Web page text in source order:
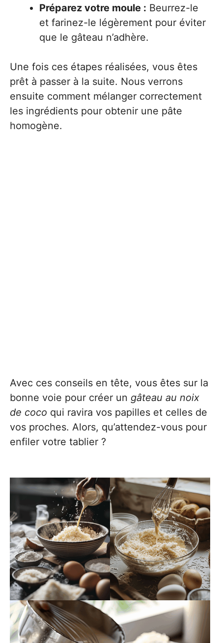
Préparez votre moule : Beurrez-le
et farinez-le légèrement pour éviter
que le gâteau n’adhère.
Une fois ces étapes réalisées, vous êtes
prêt à passer à la suite. Nous verrons
ensuite comment mélanger correctement
les ingrédients pour obtenir une pâte
homogène.
Avec ces conseils en tête, vous êtes sur la
bonne voie pour créer un gâteau au noix
de coco qui ravira vos papilles et celles de
vos proches. Alors, qu’attendez-vous pour
enfiler votre tablier ?